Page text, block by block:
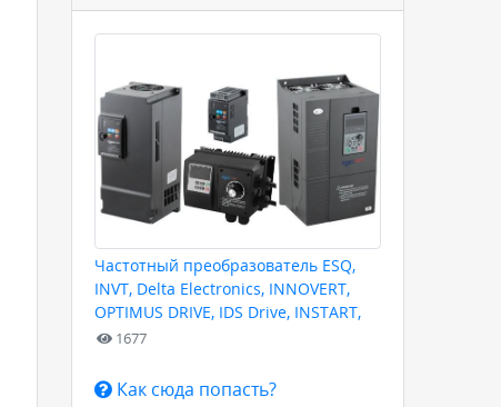
Частотный преобразователь ESQ,
INVT, Delta Electronics, INNOVERT,
OPTIMUS DRIVE, IDS Drive, INSTART,
HYUNDAI для любых задач
1677
Как сюда попасть?